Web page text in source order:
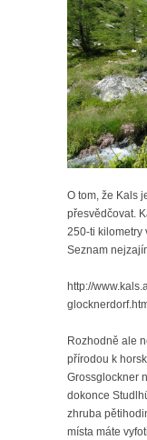
O tom, že Kals
přesvědčovat.
250-ti kilometry
Seznam
http://
Rozhodně ale
přírodou k
Grossglockner
dokonce
zhruba
místa máte